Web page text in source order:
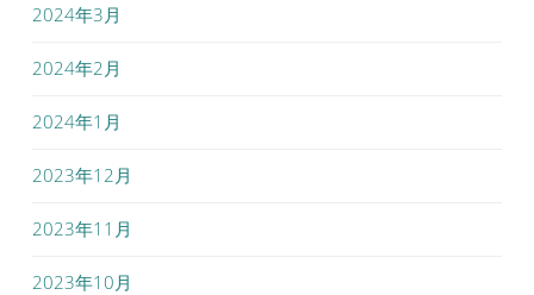
2024年3月
2024年2月
2024年1月
2023年12月
2023年11月
2023年10月